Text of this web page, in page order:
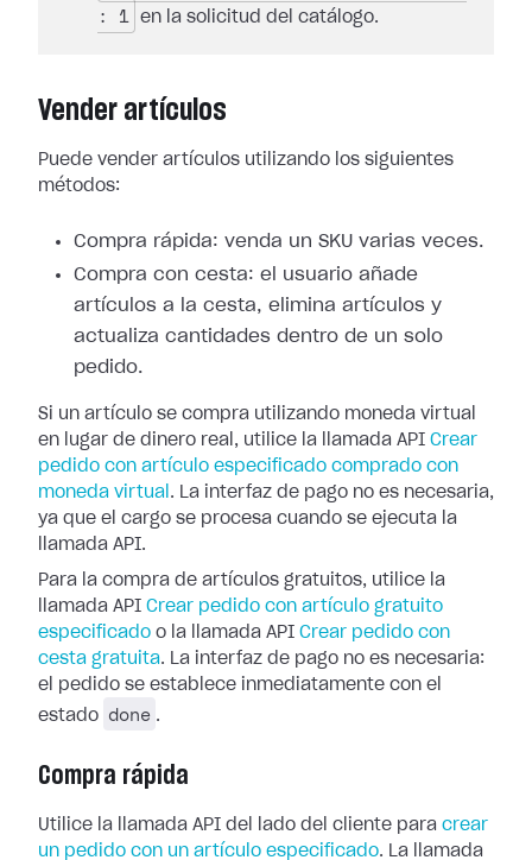
: 1
en la solicitud del catálogo.
Vender artículos
Puede vender artículos utilizando los siguientes
métodos:
Compra rápida: venda un SKU varias veces.
Compra con cesta: el usuario añade
artículos a la cesta, elimina artículos y
actualiza cantidades dentro de un solo
pedido.
Si un artículo se compra utilizando moneda virtual
en lugar de dinero real, utilice la llamada API Crear
pedido con artículo especificado comprado con
moneda virtual . La interfaz de pago no es necesaria,
ya que el cargo se procesa cuando se ejecuta la
llamada API.
Para la compra de artículos gratuitos, utilice la
llamada API Crear pedido con artículo gratuito
especificado o la llamada API Crear pedido con
cesta gratuita. La interfaz de pago no es necesaria:
el pedido se establece inmediatamente con el
estado
done .
Compra rápida
Utilice la llamada API del lado del cliente para crear
un pedido con un artículo especificado. La llamada